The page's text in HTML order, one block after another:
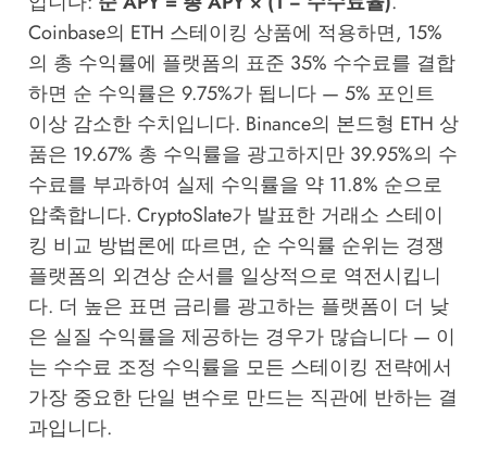
Coinbase의 ETH 스테이킹 상품에 적용하면, 15%
의 총 수익률에 플랫폼의 표준 35% 수수료를 결합
하면 순 수익률은 9.75%가 됩니다 — 5% 포인트
이상 감소한 수치입니다. Binance의 본드형 ETH 상
품은 19.67% 총 수익률을 광고하지만 39.95%의 수
수료를 부과하여 실제 수익률을 약 11.8% 순으로
압축합니다. CryptoSlate가 발표한 거래소 스테이
킹 비교 방법론에 따르면, 순 수익률 순위는 경쟁
플랫폼의 외견상 순서를 일상적으로 역전시킵니
다. 더 높은 표면 금리를 광고하는 플랫폼이 더 낮
은 실질 수익률을 제공하는 경우가 많습니다 — 이
는 수수료 조정 수익률을 모든 스테이킹 전략에서
가장 중요한 단일 변수로 만드는 직관에 반하는 결
과입니다.